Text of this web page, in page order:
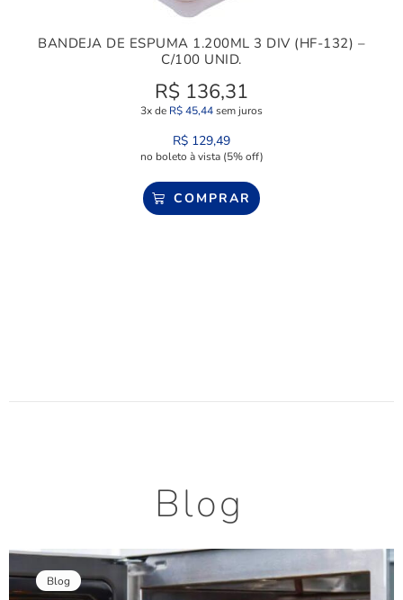
BANDEJA DE ESPUMA 1.200ML 3 DIV (HF-132) –
C/100 UNID.
R$ 136,31
3x de R$45,44sem juros
R$ 129,49
no boleto à vista (5% off)
COMPRAR
Blog
Blog